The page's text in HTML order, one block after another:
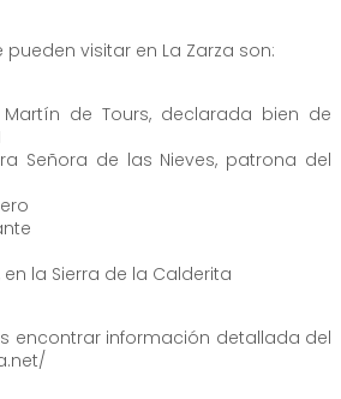
visitar en La Zarza son:
de Tours, declarada bien de
Señora de las Nieves, patrona del
la Sierra de la Calderita
encontrar información detallada del